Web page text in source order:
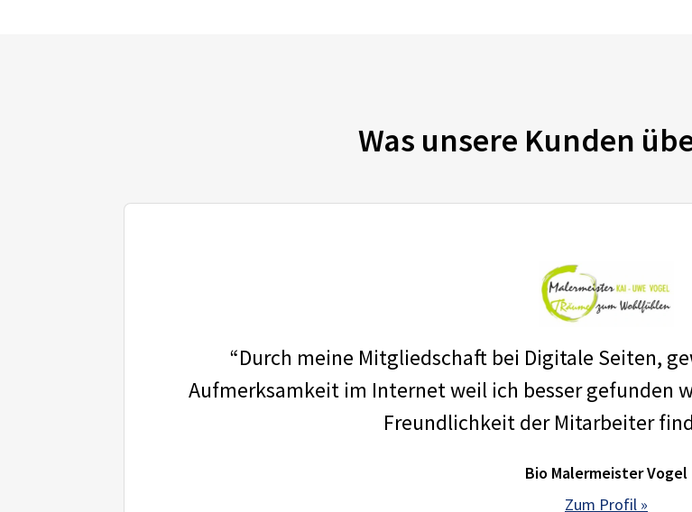
Was unsere Kunden
“Durch meine Mitgliedschaft bei Digitale Seiten,
Aufmerksamkeit im Internet weil ich besser gefunden
Freundlichkeit der Mitarbeiter
Bio Malermeister Vogel
Zum Profil »